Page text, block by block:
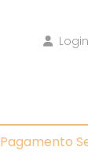
Login
Pagamento